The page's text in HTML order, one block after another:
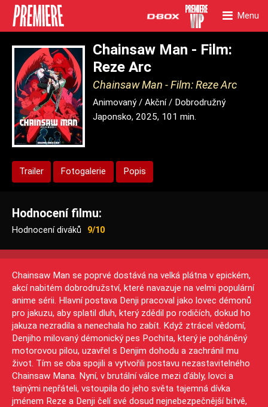
Menu
Chainsaw Man - Film:
Reze Arc
Chainsaw Man - Film: Reze Arc
Animovaný / Akční / Dobrodružný
Japonsko, 2025, 101 min.
Trailer Fotogalerie Popis
Hodnocení filmu:
Hodnocení diváků 9/10
Chainsaw Man se poprvé dostává na velká plátna v epickém,
akcí nabitém dobrodružství, které navazuje na velmi populární
anime sérii. Hlavní postava Denji pracoval jako lovec démonů
pro jakuzu, aby splatil dluh, který zdědil po rodičích, dokud ho
jakuza nezradila a nenechala ho zabít. Když ztrácel vědomí,
Denjiho milovaný démonický pes Pochita, který je poháněný
motorovou pilou, uzavřel s Denjim dohodu a zachránil mu
život. Tím se oba spojili a vytvořili postavu nezastavitelného
Chainsaw Mana. Nyní, v brutální válce mezi ďábly, lovci a
tajnými nepřáteli, vstoupila do jeho světa tajemná dívka
jménem Reze a Denji čelí své dosud nejnebezpečnější bitvě,